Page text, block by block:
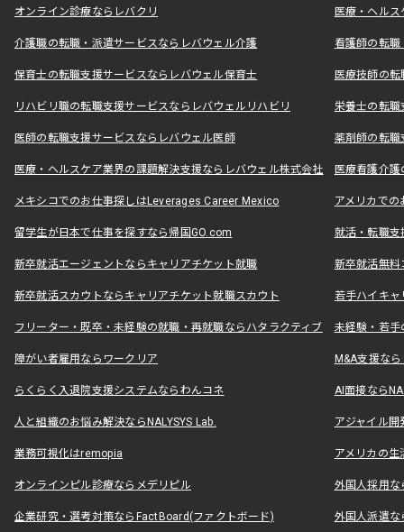
オンライン診療ならレバクリ 医療・ヘル
介護職の転職・派遣サービスならレバウェル介護 看護師の転
保育士の転職支援サービスならレバウェル保育士 医療技師の
リハビリ職の転職支援サービスならレバウェルリハビリ 栄養士の転
医師の転職支援サービスならレバウェル医師 薬剤師の転
医療・ヘルスケア業界の課題解決支援ならレバウェル株式会社 医療看護介
メキシコでのお仕事探しはLeverages Career Mexico アメリカで
留学生が日本で仕事を探すなら帰国GO.com 就活・転職
新卒就活エージェントならキャリアチケット就職 新卒就活無料
新卒就活スカウトならキャリアチケット就職スカウト 若手ハイキ
フリーター・既卒・未経験の就職・再就職ならハタラクティブ 未経験・若手
障がい者雇用ならワークリア M&A支援な
らくらく入退院支援システムならわんコネ AI面接なら
人と組織のお悩み解決ならNALYSYS Lab. アジャイル
業務可視化はremopia アメリカの
オンラインピル診療ならメデリピル 外国人採用
企業研究・選考対策ならFactBoard(ファクトボード) 外国人派遣な